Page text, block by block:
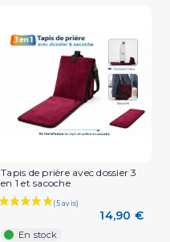
Tapis de prière avec dossier 3
en 1 et sacoche
14,90 €
En stock